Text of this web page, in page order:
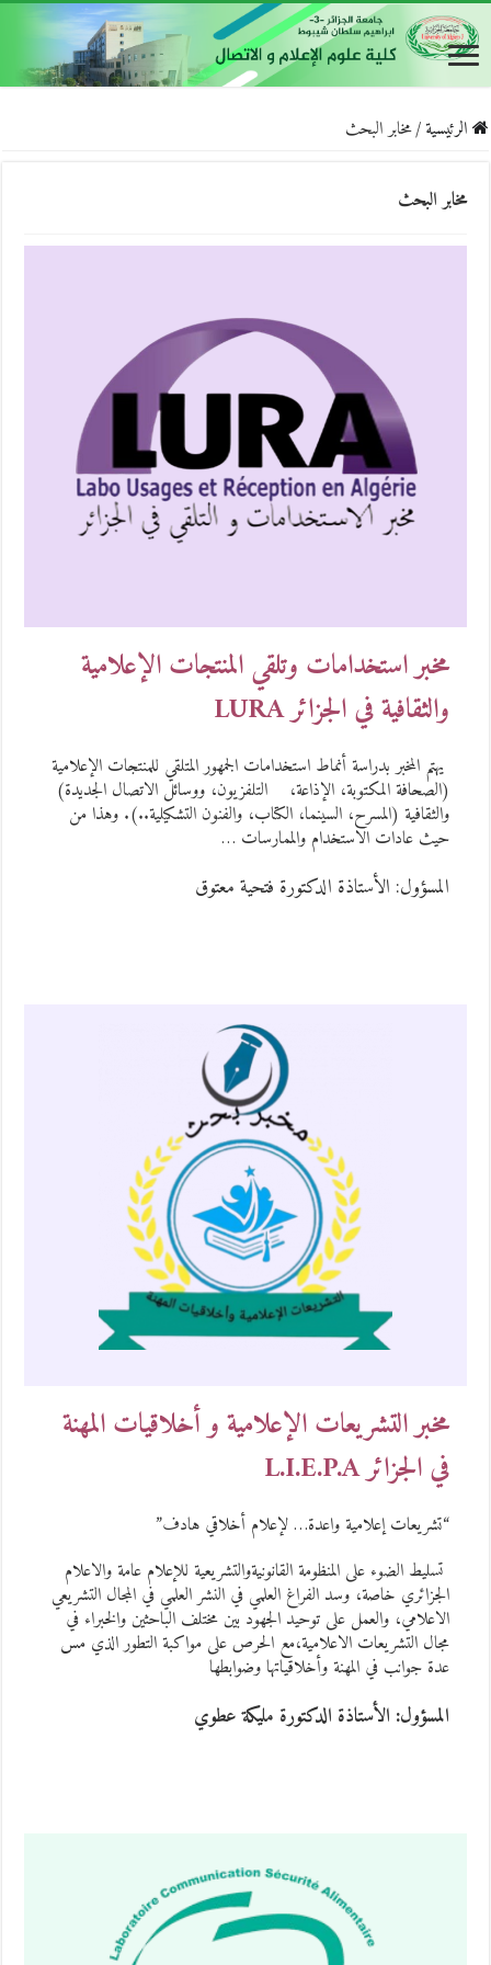
الرئيسية/مخابر البحث
مخابر البحث
مخبر استخدامات وتلقي المنتجات الإعلامية
والثقافية في الجزائر LURA
يهتم المخبر بدراسة أنماط استخدامات الجمهور المتلقي للمنتجات الإعلامية
(الصحافة المكتوبة، الإذاعة، التلفزيون، ووسائل الاتصال الجديدة)
والثقافية (المسرح، السينما، الكتاب، والفنون التشكيلية..). وهذا من
حيث عادات الاستخدام والممارسات …
المسؤول: الأستاذة الدكتورة فتحية معتوق
مخبر التشريعات الإعلامية و أخلاقيات المهنة
في الجزائر L.I.E.P.A
“تشريعات إعلامية واعدة… لإعلام أخلاقي هادف”
تسليط الضوء على المنظومة القانونيةوالتشريعية للإعلام عامة والاعلام
الجزائري خاصة، وسد الفراغ العلمي في النشر العلمي في المجال التشريعي
الاعلامي، والعمل على توحيد الجهود بين مختلف الباحثين والخبراء في
مجال التشريعات الاعلامية،مع الحرص على مواكبة التطور الذي مس
عدة جوانب في المهنة وأخلاقياتها وضوابطها
المسؤول: الأستاذة الدكتورة مليكة عطوي